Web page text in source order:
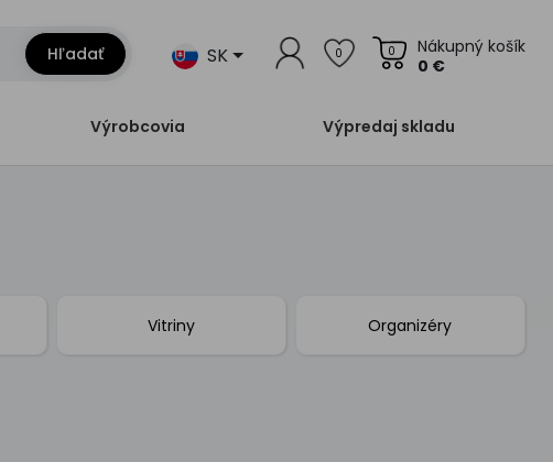
Hľadať SK 0
Nákupný košík
0 €
0
Výrobcovia Výpredaj skladu
Vitriny Organizéry